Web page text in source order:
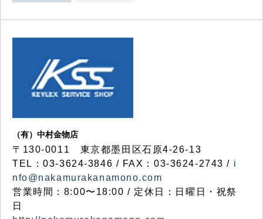
（有）中村金物店
〒130-0011 東京都墨田区石原4-26-13
TEL：03-3624-3846 / FAX：03-3624-2743 / i
nfo@nakamurakanamono.com
営業時間：8:00〜18:00 / 定休日：日曜日・祝祭
日